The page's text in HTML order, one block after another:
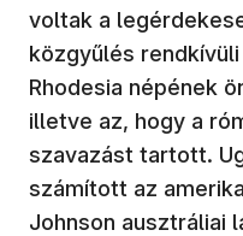
voltak a
közgyűlés
Rhodesia népének
illetve az, hogy a
szavazást tartott.
számított az
Johnson ausztráliai